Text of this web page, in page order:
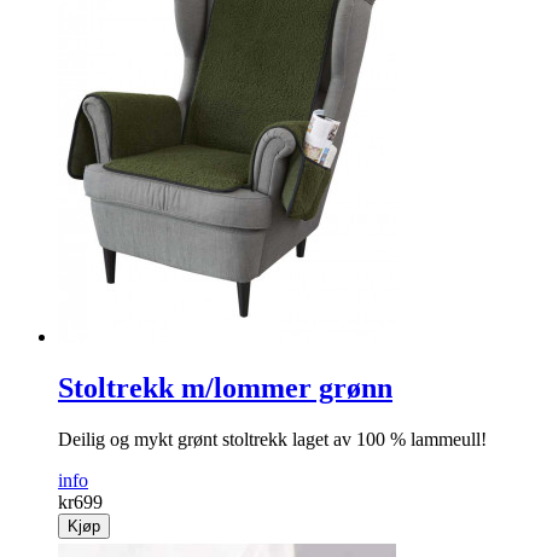
Stoltrekk m/lommer grønn
Deilig og mykt grønt stoltrekk laget av 100 % lammeull!
info
kr699
Kjøp